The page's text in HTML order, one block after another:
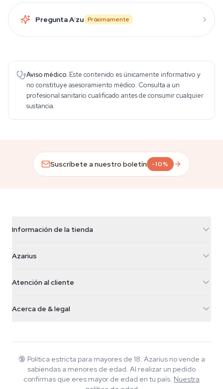
Pregunta Aizu Próximamente
Aviso médico. Este contenido es únicamente informativo y
no constituye asesoramiento médico. Consulta a un
profesional sanitario cualificado antes de consumir cualquier
sustancia.
Suscríbete a nuestro boletín -10%
Información de la tienda
Galvaniweg 11
Nederland
+31(0)204897914
Azarius
Smokeshop
Atención al cliente
Política de devolución
Preguntas frecuentes
Política de privacidad
Acerca de & legal
Wiki
Blog
Música
🔞 Política estricta para mayores de 18. Azarius no vende a
sabiendas a menores de edad. Al realizar un pedido
confirmas que eres mayor de edad en tu país. Nuestra